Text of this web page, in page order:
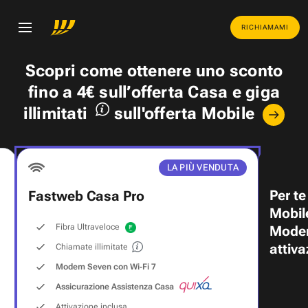
RICHIAMAMI
Scopri come ottenere uno sconto
fino a 4€ sull’offerta Casa egiga
illimitati
sull'offerta Mobile
LA PIÙ VENDUTA
Fastweb Casa Pro
Fibra Ultraveloce
Chiamate illimitate
Modem Seven con Wi‑Fi 7
Assicurazione Assistenza Casa
Per